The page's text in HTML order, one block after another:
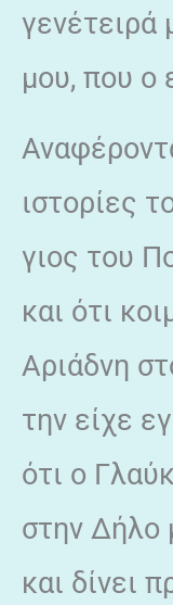
γενέτειρά
μου, που ο
ιστορίες
γιος του
και ότι
Αριάδνη
την είχε
ότι ο
στην Δήλο
και δίνει